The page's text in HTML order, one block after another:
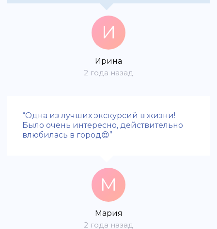
И
Ирина
2 года назад
“Одна из лучших экскурсий в жизни!
Было очень интересно, действительно
влюбилась в город😍”
М
Мария
2 года назад